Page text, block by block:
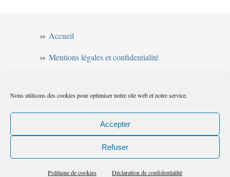
Nous utilisons des cookies pour optimiser notre site web et notre service.
Accepter
Refuser
Politique de cookies Déclaration de confidentialité
Accueil
Mentions légales et confidentialité
Forum de l’intuition
Politique de cookies (UE)